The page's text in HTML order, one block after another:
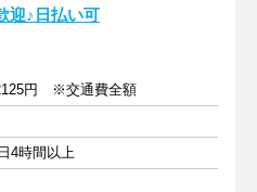
迎♪日払い可
円 ※交通費全額
4時間以上